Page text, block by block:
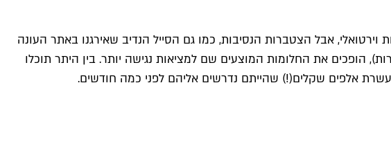
אבל הצטברות הנסיבות, כמו גם הסייל הנדיב שאירגנו באתר העונה
הופכים את החלומות המוצעים שם למציאות נגישה יותר. בין היתר תוכלו